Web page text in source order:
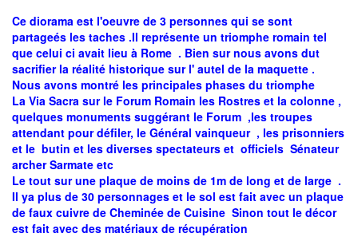
Ce diorama est l'oeuvre de 3 personnes qui se sont
partageés les taches .Il représente un triomphe romain tel
que celui ci avait lieu à Rome . Bien sur nous avons dut
sacrifier la réalité historique sur l' autel de la maquette .
Nous avons montré les principales phases du triomphe
La Via Sacra sur le Forum Romain les Rostres et la colonne ,
quelques monuments suggérant le Forum ,les troupes
attendant pour défiler, le Général vainqueur , les prisonniers
et le butin et les diverses spectateurs et officiels Sénateur
archer Sarmate etc
Le tout sur une plaque de moins de 1m de long et de large .
Il ya plus de 30 personnages et le sol est fait avec un plaque
de faux cuivre de Cheminée de Cuisine Sinon tout le décor
est fait avec des matériaux de récupération